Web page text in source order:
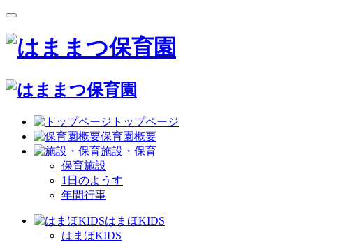
トップページ
保育園概要
施設・保育
保育施設
1日のようす
年間行事
はまほKIDS
はまほKIDS